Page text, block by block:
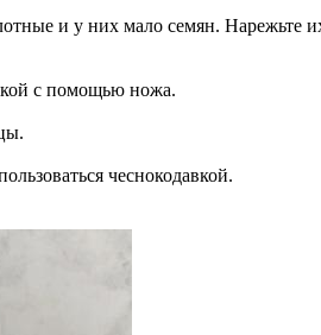
и у них мало семян.
с помощью ножа.
чеснокодавкой.